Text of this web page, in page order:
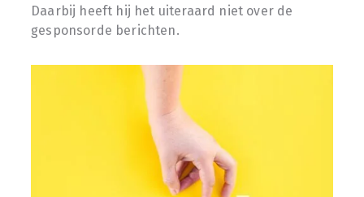
Daarbij heeft hij het uiteraard niet over de
gesponsorde berichten.